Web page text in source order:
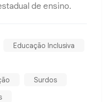
de ensino.
Educação Inclusiva
Surdos